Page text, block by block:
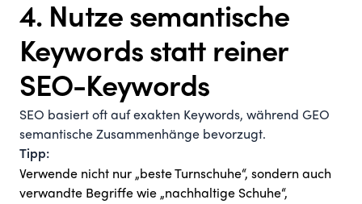
4. Nutze semantische
Keywords statt reiner
SEO-Keywords
SEO basiert oft auf exakten Keywords, während GEO
semantische Zusammenhänge bevorzugt.
Tipp:
Verwende nicht nur „beste Turnschuhe“, sondern auch
verwandte Begriffe wie „nachhaltige Schuhe“,